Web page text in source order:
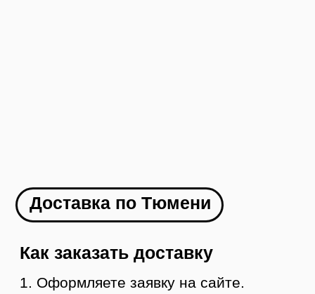
4. В течение 1-2 дней мы отправляем ваш
заказ
5. Вы получаете груз в своем городе,